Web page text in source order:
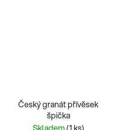
Český granát přívěsek
špička
Skladem(1 ks)